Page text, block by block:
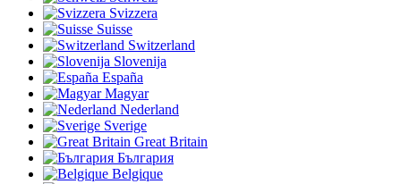
Svizzera
Suisse
Switzerland
Slovenija
España
Magyar
Nederland
Sverige
Great Britain
България
Belgique